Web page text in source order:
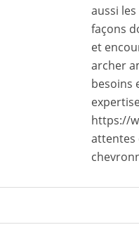
aussi
façons
et
archer
besoins
https://
attentes